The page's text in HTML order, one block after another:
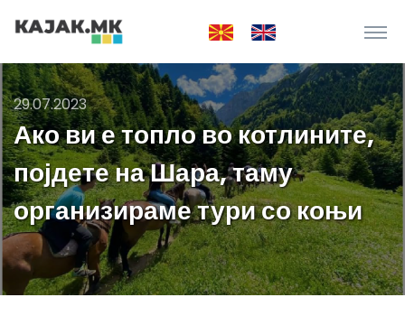
29.07.2023
Ако ви е топло во котлините,
појдете на Шара, таму
организираме тури со коњи